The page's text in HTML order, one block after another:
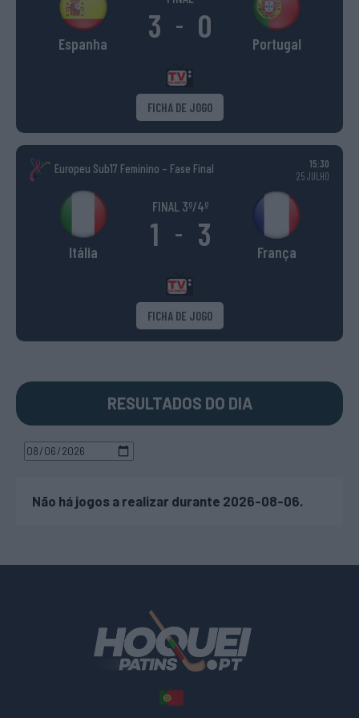
Espanha 3 - 0 Portugal
FICHA DE JOGO
Europeu Sub17 Feminino – Fase Final
15:30
25 JULHO
Itália
FINAL 3º/4º
1 - 3 França
FICHA DE JOGO
RESULTADOS DO DIA
Não há jogos a realizar durante 2026-08-06.